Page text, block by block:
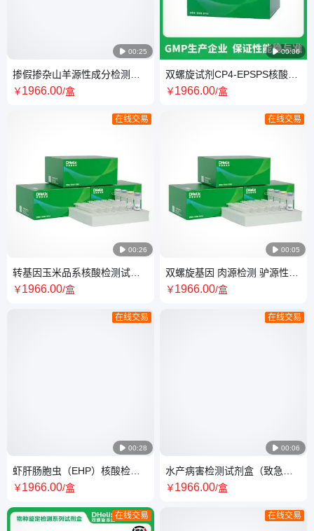
 00:25
掺假掺杂山羊源性成分检测试
剂盒（PCR-荧光探针法 GB
￥1966.00/盒
 00:26
在线交易
转基因玉米品系核酸检测试剂
盒（PCR-荧光探针法）
￥1966.00/盒
 00:28
在线交易
虾肝肠胞虫（EHP）核酸检测
试剂盒（带内参，PCR-荧光探
￥1966.00/盒
在线交易
 00:06
双螺旋试剂CP4-EPSPS核酸检
测试剂盒（恒温荧光法）转基
￥1966.00/盒
 00:05
在线交易
双螺旋基因 肉源检测 驴源性成
分核酸检测试剂盒（PCR-荧光
￥1966.00/盒
 00:06
在线交易
水产病害检测试剂盒（致急性
肝胰腺坏死病副溶血性弧菌）
￥1966.00/盒
在线交易